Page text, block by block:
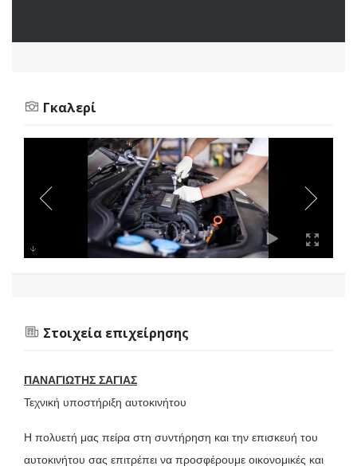
Γκαλερί
Στοιχεία επιχείρησης
ΠΑΝΑΓΙΩΤΗΣ ΣΑΓΙΑΣ
Τεχνική υποστήριξη αυτοκινήτου
Η πολυετή μας πείρα στη συντήρηση και την επισκευή του
αυτοκινήτου σας επιτρέπει να προσφέρουμε οικονομικές και